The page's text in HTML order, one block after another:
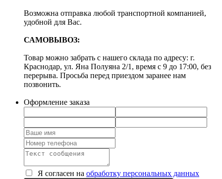
Возможна отправка любой транспортной компанией,
удобной для Вас.
САМОВЫВОЗ:
Товар можно забрать с нашего склада по адресу: г.
Краснодар, ул. Яна Полуяна 2/1, время с 9 до 17:00, без
перерыва. Просьба перед приездом заранее нам
позвонить.
Оформление заказа
Я согласен на обработку персональных данных